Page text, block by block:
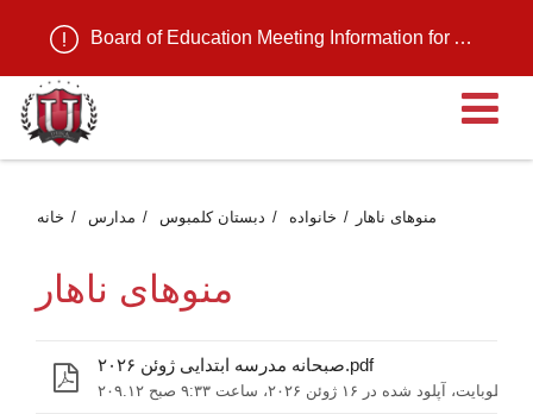
Board of Education Meeting Information for August 11, 2026
خانه مدارس دبستان کلمبوس خانواده منوهای ناهار
منوهای ناهار
صبحانه مدرسه ابتدایی ژوئن ۲۰۲۶.pdf
۲۰۹.۱۲ کیلوبایت، آپلود شده در ۱۶ ژوئن ۲۰۲۶، ساعت ۹:۳۳ صبح